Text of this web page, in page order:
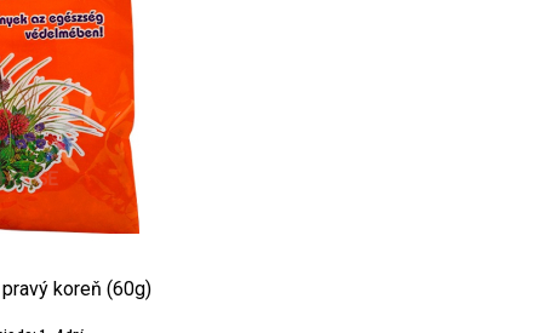
koreň (60g)